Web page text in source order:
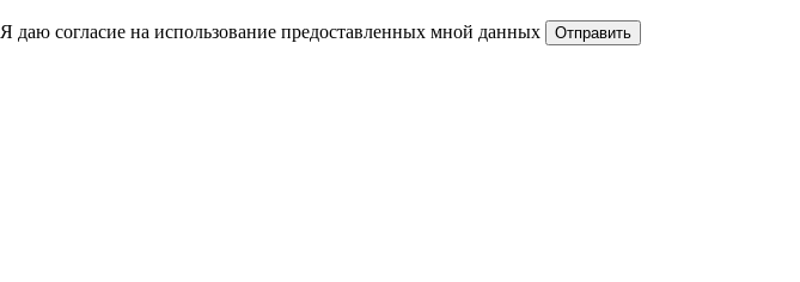
Я даю согласие на использование предоставленных мной данных